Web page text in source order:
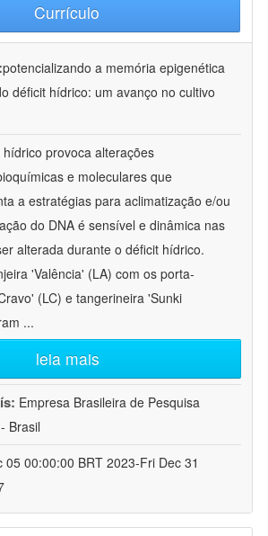
Currículo
potencializando a memória epigenética
déficit hídrico: um avanço no cultivo
hídrico provoca alterações
e moleculares que
a estratégias para aclimatização e/ou
do DNA é sensível e dinâmica nas
alterada durante o déficit hídrico.
'Valência' (LA) com os porta-
(LC) e tangerineira 'Sunki
...
leia mais
Empresa Brasileira de Pesquisa
Brasil
05 00:00:00 BRT 2023-Fri Dec 31